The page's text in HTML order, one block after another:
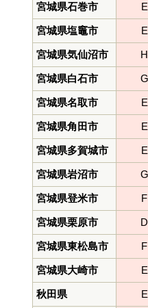
宮城県石巻市 E
宮城県塩竈市 E
宮城県気仙沼市 H
宮城県白石市 G
宮城県名取市 E
宮城県角田市 E
宮城県多賀城市 E
宮城県岩沼市 G
宮城県登米市 F
宮城県栗原市 D
宮城県東松島市 F
宮城県大崎市 E
秋田県 E